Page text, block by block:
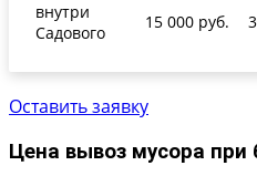
внутри
Садового
15 000 руб.
Оставить заявку
Цена вывоз мусора при